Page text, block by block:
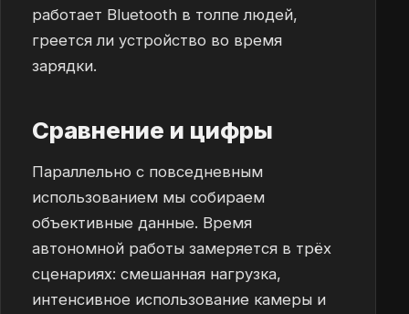
работает Bluetooth в толпе людей,
греется ли устройство во время
зарядки.
Сравнение и цифры
Параллельно с повседневным
использованием мы собираем
объективные данные. Время
автономной работы замеряется в трёх
сценариях: смешанная нагрузка,
интенсивное использование камеры и